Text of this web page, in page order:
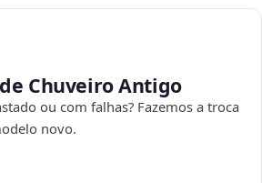
Chuveiro Antigo
ou com falhas? Fazemos a troca
novo.